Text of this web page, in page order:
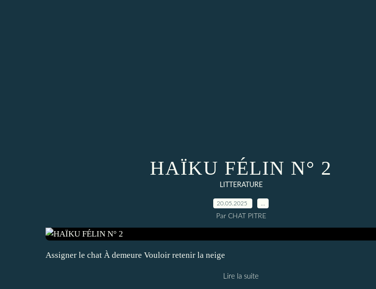
HAÏKU FÉLIN N° 2
LITTERATURE
20.05.2025
Par CHAT PITRE
Assigner le chat À demeure Vouloir retenir la neige
Lire la suite